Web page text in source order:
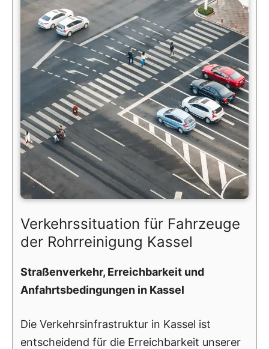
Verkehrssituation für Fahrzeuge
der Rohrreinigung Kassel
Straßenverkehr, Erreichbarkeit und
Anfahrtsbedingungen in Kassel
Die Verkehrsinfrastruktur in Kassel ist
entscheidend für die Erreichbarkeit unserer